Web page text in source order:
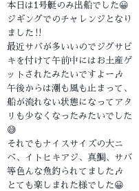
本日は1号艇のみ出船でした😀
ジギングでのチャレンジとなり
ました‼️
最近サバが多いいのでジグサビ
キを付けて午前中にはお土産ゲ
ットされたみたいですよー🎶
午後からは潮も風も止まって、
船が流れない状態になってアタ
リも少なくなったみたいでした
😅
それでもナイスサイズの大ニ
ベ、イトヒキアジ、真鯛、サバ
等色んな魚釣られてました🎶
とても楽しまれた様でした😀